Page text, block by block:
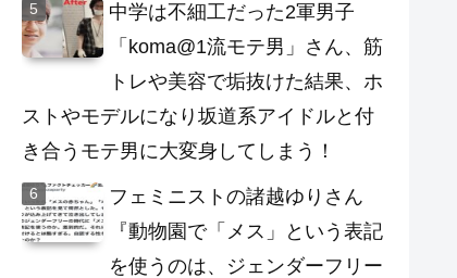
中学は不細工だった2軍男子
「koma@1流モテ男」さん、筋
トレや美容で垢抜けた結果、ホ
ストやモデルになり坂道系アイドルと付
き合うモテ男に大変身してしまう！
フェミニストの諸越ゆりさん
『動物園で「メス」という表記
を使うのは、ジェンダーフリー